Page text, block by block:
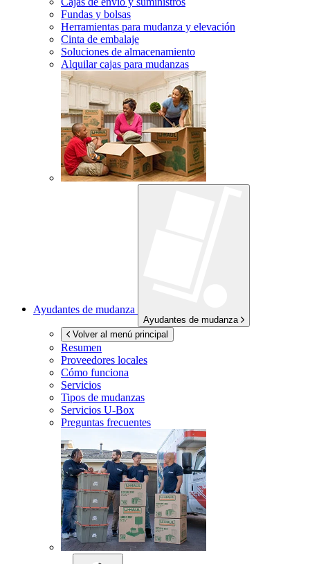
Fundas y bolsas
Herramientas para mudanza y elevación
Cinta de embalaje
Soluciones de almacenamiento
Alquilar cajas para mudanzas
Ayudantes de mudanza
Ayudantes de mudanza
Volver al menú principal
Resumen
Proveedores locales
Cómo funciona
Servicios
Tipos de mudanzas
Servicios U-Box
Preguntas frecuentes